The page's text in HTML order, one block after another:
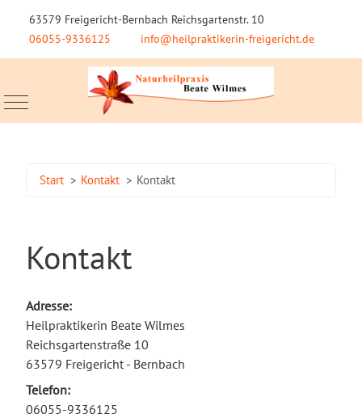
63579 Freigericht-Bernbach Reichsgartenstr. 10
06055-9336125
info@heilpraktikerin-freigericht.de
Mobile Menu Toggle
Start Kontakt Kontakt
Kontakt
Adresse:
Heilpraktikerin Beate Wilmes
Reichsgartenstraße 10
63579 Freigericht - Bernbach
Telefon:
06055-9336125